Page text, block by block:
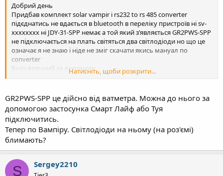
Добрий день
Придбав комплект solar vampir і rs232 to rs 485 converter
підєднатись не вдається в bluetooth в переліку пристроїв ні sv-
xxxxxxxx ні JDY-31-SPP немає а той який зʼявляється GR2PWS-SPP
не підключається на плать світяться два світлодіоди но що це
означає я не знаю і ніде не зміг скачати якись мануал по
converter
Буду вдячний за допомогу
Десь читав що зʼявилась можливість під єднатись по wifi якщо
У мене інвертор deye 6k-1 ф
Натисніть, щоби розкрити...
GR2PWS-SPP це дійсно від ватметра. Можна до нього за
допомогою застосунка Смарт Лайф або Туя
підключитись.
Тепер по Вампіру. Світлодіоди на ньому (на роз'ємі)
блимають?
S Sergey2210